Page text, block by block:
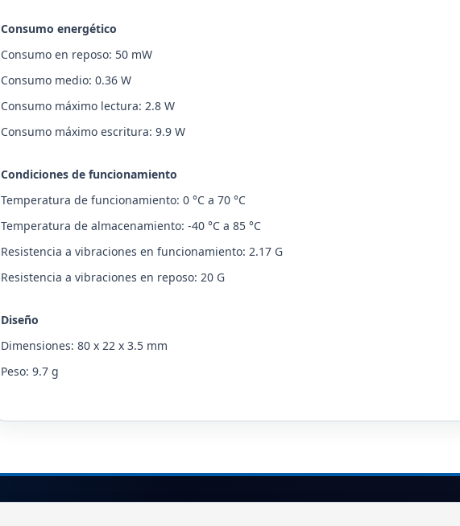
Consumo energético
Consumo en reposo: 50 mW
Consumo medio: 0.36 W
Consumo máximo lectura: 2.8 W
Consumo máximo escritura: 9.9 W
Condiciones de funcionamiento
Temperatura de funcionamiento: 0 °C a 70 °C
Temperatura de almacenamiento: -40 °C a 85 °C
Resistencia a vibraciones en funcionamiento: 2.17 G
Resistencia a vibraciones en reposo: 20 G
Diseño
Dimensiones: 80 x 22 x 3.5 mm
Peso: 9.7 g